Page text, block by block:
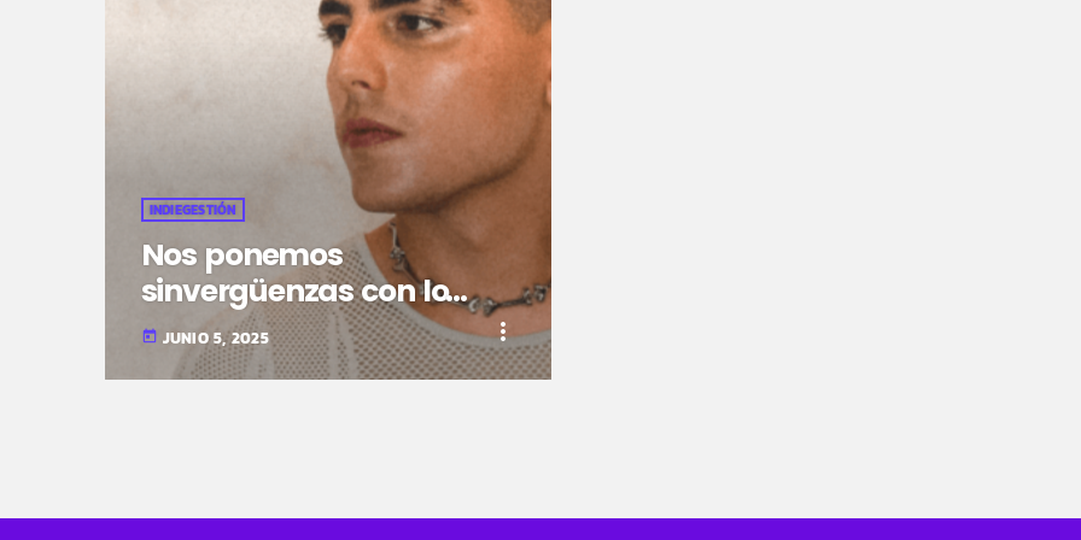
INDIEGESTIÓN
Nos ponemos
sinvergüenzas con lo
nuevo de Delgao
today JUNIO 5, 2025 more_vert